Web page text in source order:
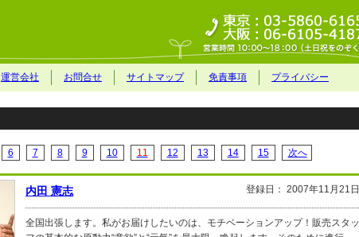
運営会社 お問合せ サイトマップ 免責事項 プライバシー
6 7 8 9 10 11 12 13 14 15 次へ
内田 憲志 登録日： 2007年11月21日
全国出張します。私がお届けしたいのは、モチベーションアップ！販売スタッ